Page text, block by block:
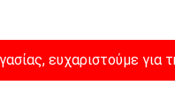
ευχαριστούμε για